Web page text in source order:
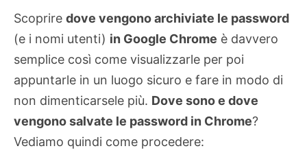
Scoprire dove vengono archiviate le password
(e i nomi utenti) in Google Chrome è davvero
semplice così come visualizzarle per poi
appuntarle in un luogo sicuro e fare in modo di
non dimenticarsele più. Dove sono e dove
vengono salvate le password in Chrome?
Vediamo quindi come procedere: